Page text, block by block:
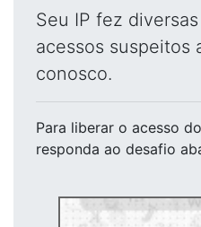
Seu IP fez
acessos suspeitos
conosco.
Para liberar o acesso
responda ao desafio